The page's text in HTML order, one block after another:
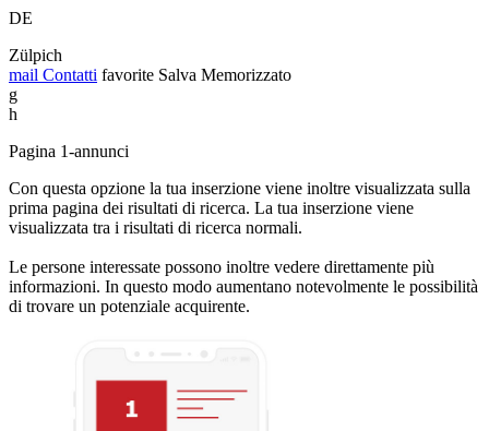
DE
Zülpich
mail Contatti favorite Salva Memorizzato
g
h
Pagina 1-annunci
Con questa opzione la tua inserzione viene inoltre visualizzata sulla
prima pagina dei risultati di ricerca. La tua inserzione viene
visualizzata tra i risultati di ricerca normali.
Le persone interessate possono inoltre vedere direttamente più
informazioni. In questo modo aumentano notevolmente le possibilità
di trovare un potenziale acquirente.